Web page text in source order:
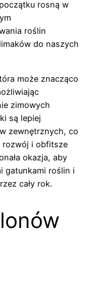
rosną w
roślin
do naszych
może znacząco
zimowych
są lepiej
zewnętrznych, co
rozwój i obfitsze
okazja, aby
gatunkami roślin i
cały rok.